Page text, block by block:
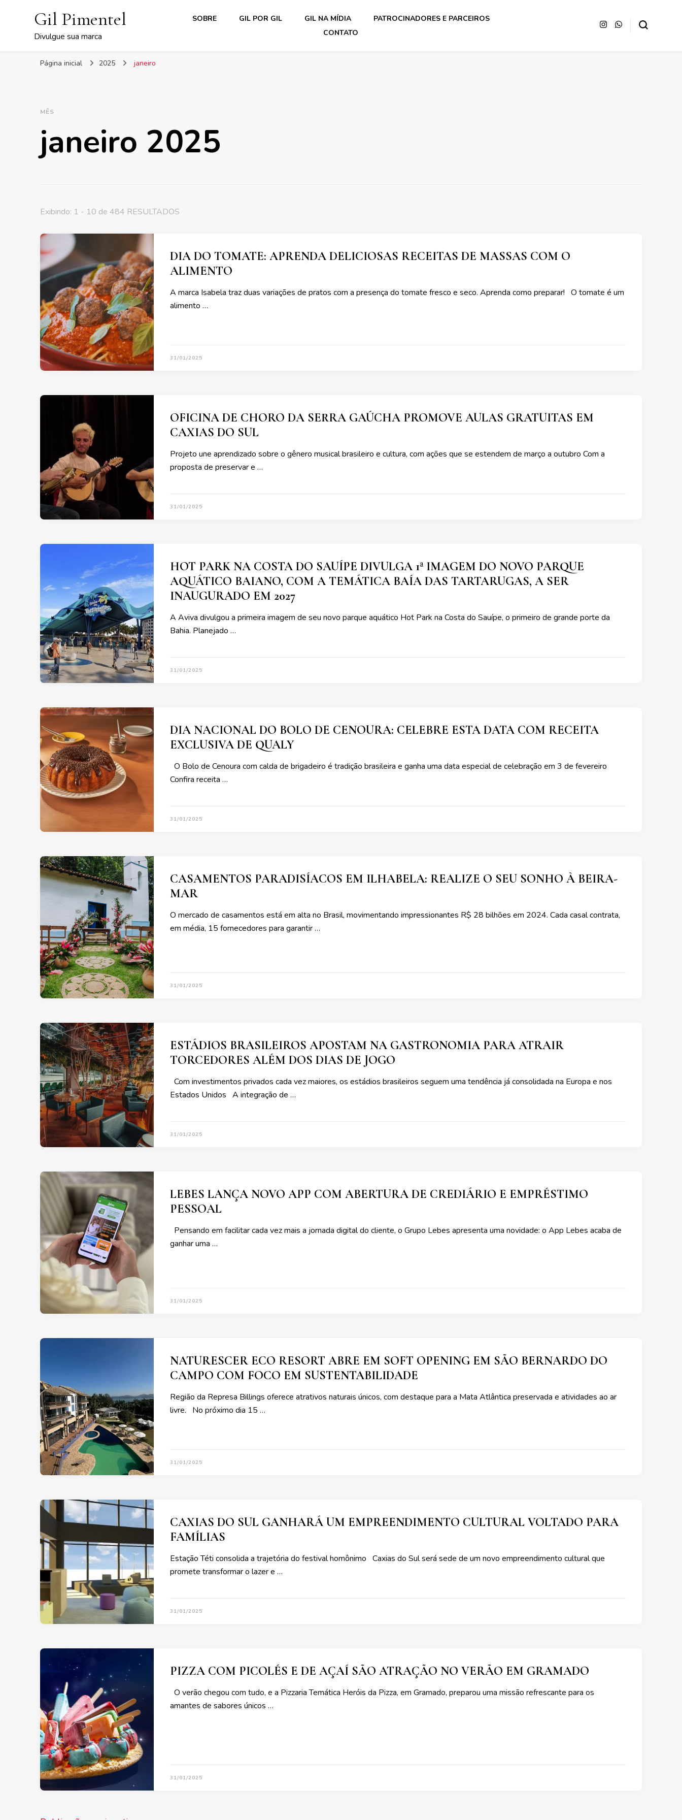
Gil Pimentel
Divulgue sua marca
SOBRE GIL POR GIL GIL NA MÍDIA
PATROCINADORES E PARCEIROS
CONTATO
Página inicial 2025 janeiro
MÊS
janeiro 2025
Exibindo: 1 - 10 de 484 RESULTADOS
DIA DO TOMATE: APRENDA DELICIOSAS RECEITAS DE MASSAS COM O
ALIMENTO
A marca Isabela traz duas variações de pratos com a presença do tomate fresco e seco. Aprenda como preparar! O tomate é um
alimento …
31/01/2025
OFICINA DE CHORO DA SERRA GAÚCHA PROMOVE AULAS GRATUITAS EM
CAXIAS DO SUL
Projeto une aprendizado sobre o gênero musical brasileiro e cultura, com ações que se estendem de março a outubro Com a
proposta de preservar e …
31/01/2025
HOT PARK NA COSTA DO SAUÍPE DIVULGA 1ª IMAGEM DO NOVO PARQUE
AQUÁTICO BAIANO, COM A TEMÁTICA BAÍA DAS TARTARUGAS, A SER
INAUGURADO EM 2027
A Aviva divulgou a primeira imagem de seu novo parque aquático Hot Park na Costa do Sauípe, o primeiro de grande porte da
Bahia. Planejado …
31/01/2025
DIA NACIONAL DO BOLO DE CENOURA: CELEBRE ESTA DATA COM RECEITA
EXCLUSIVA DE QUALY
O Bolo de Cenoura com calda de brigadeiro é tradição brasileira e ganha uma data especial de celebração em 3 de fevereiro
Confira receita …
31/01/2025
CASAMENTOS PARADISÍACOS EM ILHABELA: REALIZE O SEU SONHO À BEIRA-
MAR
O mercado de casamentos está em alta no Brasil, movimentando impressionantes R$ 28 bilhões em 2024. Cada casal contrata,
em média, 15 fornecedores para garantir …
31/01/2025
ESTÁDIOS BRASILEIROS APOSTAM NA GASTRONOMIA PARA ATRAIR
TORCEDORES ALÉM DOS DIAS DE JOGO
Com investimentos privados cada vez maiores, os estádios brasileiros seguem uma tendência já consolidada na Europa e nos
Estados Unidos A integração de …
31/01/2025
LEBES LANÇA NOVO APP COM ABERTURA DE CREDIÁRIO E EMPRÉSTIMO
PESSOAL
Pensando em facilitar cada vez mais a jornada digital do cliente, o Grupo Lebes apresenta uma novidade: o App Lebes acaba de
ganhar uma …
31/01/2025
NATURESCER ECO RESORT ABRE EM SOFT OPENING EM SÃO BERNARDO DO
CAMPO COM FOCO EM SUSTENTABILIDADE
Região da Represa Billings oferece atrativos naturais únicos, com destaque para a Mata Atlântica preservada e atividades ao ar
livre. No próximo dia 15 …
31/01/2025
CAXIAS DO SUL GANHARÁ UM EMPREENDIMENTO CULTURAL VOLTADO PARA
FAMÍLIAS
Estação Téti consolida a trajetória do festival homônimo Caxias do Sul será sede de um novo empreendimento cultural que
promete transformar o lazer e …
31/01/2025
PIZZA COM PICOLÉS E DE AÇAÍ SÃO ATRAÇÃO NO VERÃO EM GRAMADO
O verão chegou com tudo, e a Pizzaria Temática Heróis da Pizza, em Gramado, preparou uma missão refrescante para os
amantes de sabores únicos …
31/01/2025